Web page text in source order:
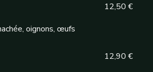
oignons, œufs
12,50 €
12,90 €